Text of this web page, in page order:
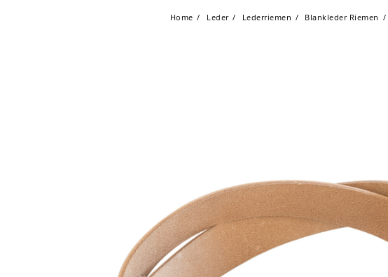
Home Leder Lederriemen Blankleder Riemen